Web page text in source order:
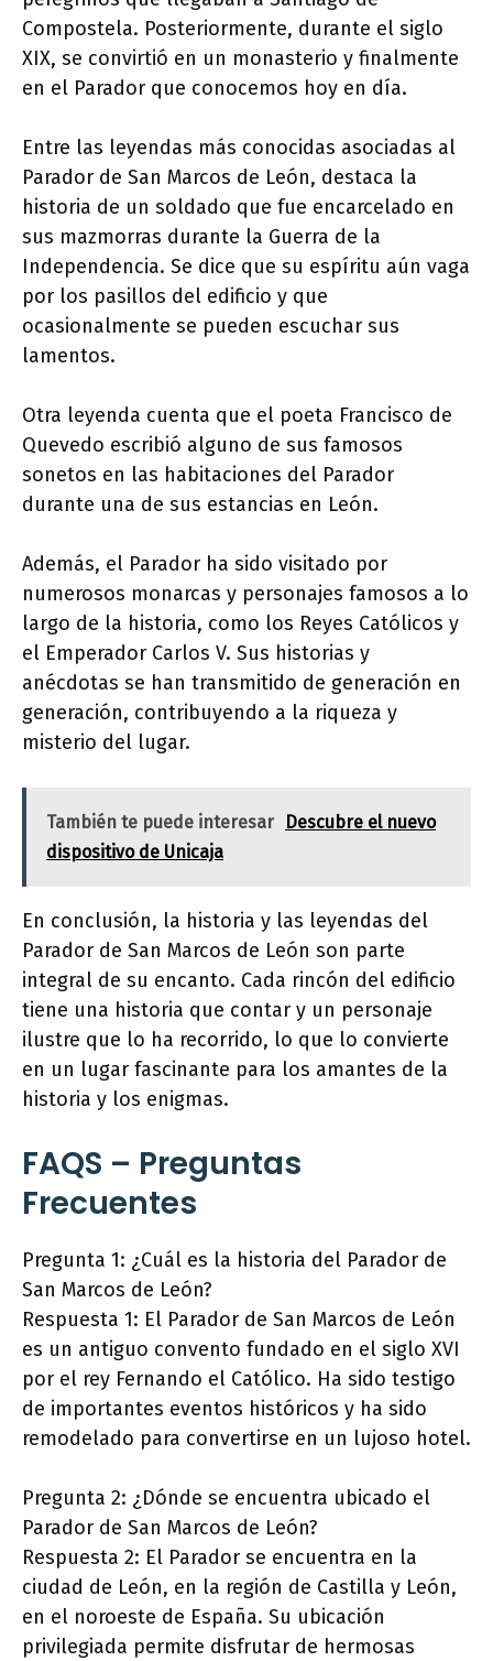
Compostela. Posteriormente, durante el siglo
XIX, se convirtió en un monasterio y finalmente
en el Parador que conocemos hoy en día.
Entre las leyendas más conocidas asociadas al
Parador de San Marcos de León, destaca la
historia de un soldado que fue encarcelado en
sus mazmorras durante la Guerra de la
Independencia. Se dice que su espíritu aún vaga
por los pasillos del edificio y que
ocasionalmente se pueden escuchar sus
lamentos.
Otra leyenda cuenta que el poeta Francisco de
Quevedo escribió alguno de sus famosos
sonetos en las habitaciones del Parador
durante una de sus estancias en León.
Además, el Parador ha sido visitado por
numerosos monarcas y personajes famosos a lo
largo de la historia, como los Reyes Católicos y
el Emperador Carlos V. Sus historias y
anécdotas se han transmitido de generación en
generación, contribuyendo a la riqueza y
misterio del lugar.
También te puede interesar
Descubre el nuevo
dispositivo de Unicaja
En conclusión, la historia y las leyendas del
Parador de San Marcos de León son parte
integral de su encanto. Cada rincón del edificio
tiene una historia que contar y un personaje
ilustre que lo ha recorrido, lo que lo convierte
en un lugar fascinante para los amantes de la
historia y los enigmas.
FAQS – Preguntas
Frecuentes
Pregunta 1: ¿Cuál es la historia del Parador de
San Marcos de León?
Respuesta 1: El Parador de San Marcos de León
es un antiguo convento fundado en el siglo XVI
por el rey Fernando el Católico. Ha sido testigo
de importantes eventos históricos y ha sido
remodelado para convertirse en un lujoso hotel.
Pregunta 2: ¿Dónde se encuentra ubicado el
Parador de San Marcos de León?
Respuesta 2: El Parador se encuentra en la
ciudad de León, en la región de Castilla y León,
en el noroeste de España. Su ubicación
privilegiada permite disfrutar de hermosas